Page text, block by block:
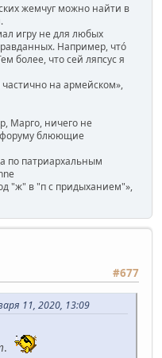
жемчуг можно найти в
игру не для любых
Например, чтó
более, что сей ляпсус я
на армейском»,
Марго, ничего не
форуму блюющие
по патриархальным
"ж" в "п с придыханием"»,
#677
11, 2020, 13:09
.